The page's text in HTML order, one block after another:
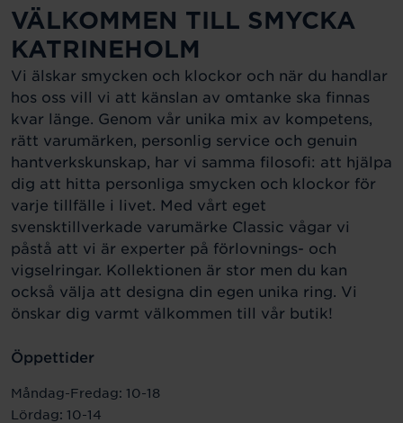
VÄLKOMMEN TILL SMYCKA
KATRINEHOLM
Vi älskar smycken och klockor och när du handlar
hos oss vill vi att känslan av omtanke ska finnas
kvar länge. Genom vår unika mix av kompetens,
rätt varumärken, personlig service och genuin
hantverkskunskap, har vi samma filosofi: att hjälpa
dig att hitta personliga smycken och klockor för
varje tillfälle i livet. Med vårt eget
svensktillverkade varumärke Classic vågar vi
påstå att vi är experter på förlovnings- och
vigselringar. Kollektionen är stor men du kan
också välja att designa din egen unika ring. Vi
önskar dig varmt välkommen till vår butik!
Öppettider
Måndag-Fredag: 10-18
Lördag: 10-14